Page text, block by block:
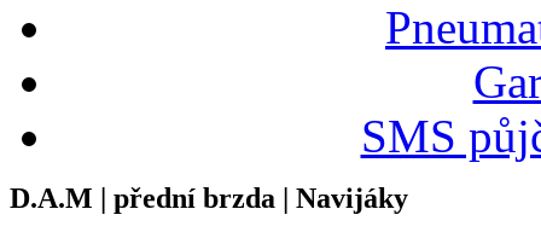
SMS
D.A.M | přední brzda | Navijáky